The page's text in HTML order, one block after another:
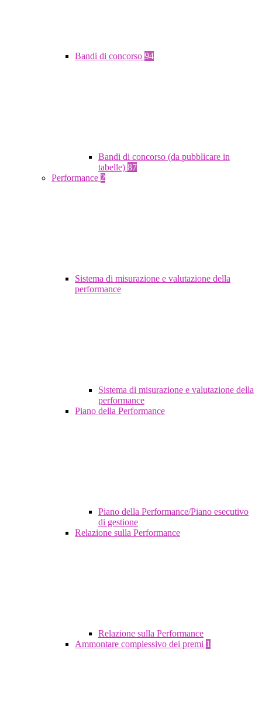
Bandi di concorso 94
Bandi di concorso (da pubblicare in
tabelle) 87
Performance 2
Sistema di misurazione e valutazione della
performance
Sistema di misurazione e valutazione della
performance
Piano della Performance
Piano della Performance/Piano esecutivo
di gestione
Relazione sulla Performance
Relazione sulla Performance
Ammontare complessivo dei premi 1